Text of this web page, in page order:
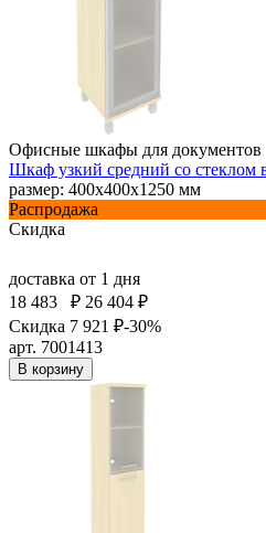
Офисные шкафы для документов
Шкаф узкий средний со стеклом
размер: 400х400х1250 мм
Распродажа
Скидка
доставка от 1 дня
18 483
₽ 26 404 ₽
Скидка 7 921 ₽-30%
арт. 7001413
В корзину